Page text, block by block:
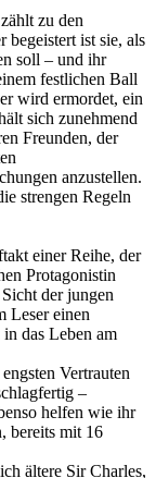
zu den
ist sie, als
soll – und ihr
festlichen Ball
wird ermordet, ein
sich zunehmend
Freunden, der
anzustellen.
strengen Regeln
einer Reihe, der
Protagonistin
der jungen
Leser einen
das Leben am
Vertrauten
–
helfen wie ihr
bereits mit 16
ältere Sir Charles,